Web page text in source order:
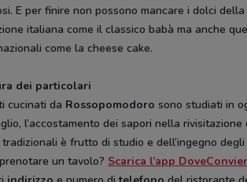
E per finire non possono mancare i dolci della
italiana come il classico babà ma anche
come la cheese cake.
dei particolari
cucinati da Rossopomodoro sono studiati in
l’accostamento dei sapori nella rivisitazione
è frutto di studio e dell’ingegno degli
un tavolo? Scarica l’app